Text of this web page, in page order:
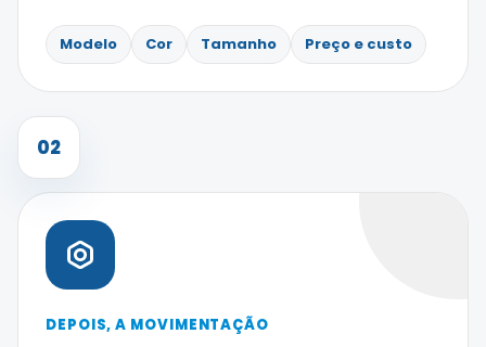
Modelo Cor Tamanho Preço e custo
02
DEPOIS, A MOVIMENTAÇÃO